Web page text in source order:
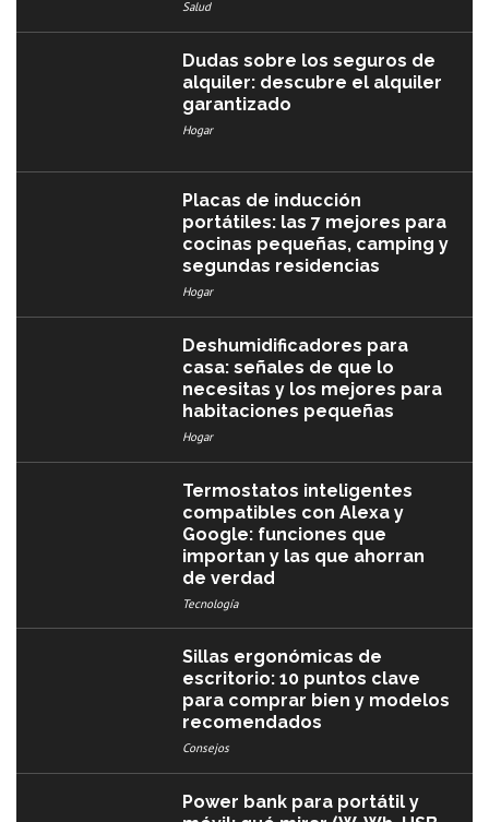
Salud
Dudas sobre los seguros de
alquiler: descubre el alquiler
garantizado
Hogar
Placas de inducción
portátiles: las 7 mejores para
cocinas pequeñas, camping y
segundas residencias
Hogar
Deshumidificadores para
casa: señales de que lo
necesitas y los mejores para
habitaciones pequeñas
Hogar
Termostatos inteligentes
compatibles con Alexa y
Google: funciones que
importan y las que ahorran
de verdad
Tecnología
Sillas ergonómicas de
escritorio: 10 puntos clave
para comprar bien y modelos
recomendados
Consejos
Power bank para portátil y